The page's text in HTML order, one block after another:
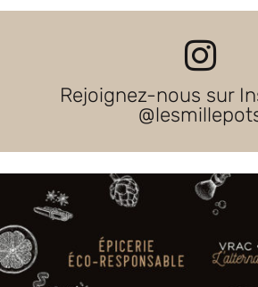
Rejoignez-nous sur